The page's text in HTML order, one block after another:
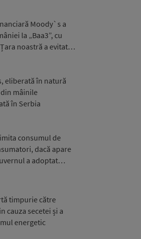
Moody`s a
la „Baa3”, cu
noastră a evitat…
eliberată în natură
din mâinile
în Serbia
consumul de
dacă apare
a adoptat…
timpurie către
cauza secetei și a
energetic